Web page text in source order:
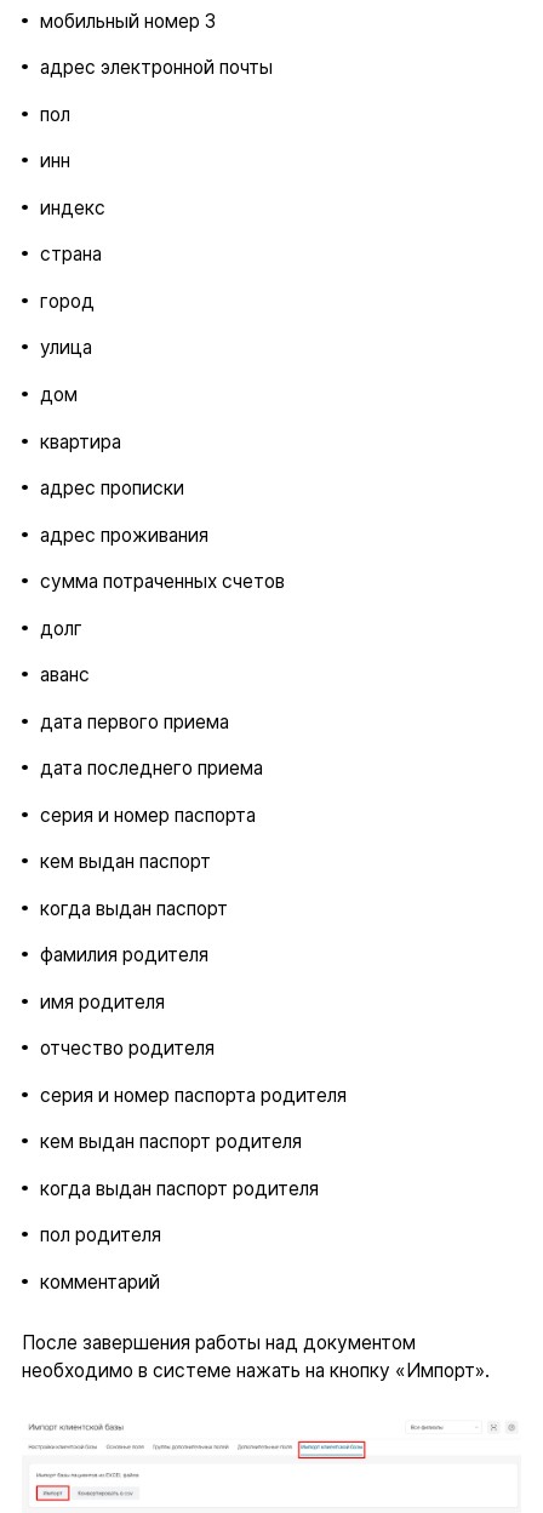
мобильный номер 3
адрес электронной почты
пол
инн
индекс
страна
город
улица
дом
квартира
адрес прописки
адрес проживания
сумма потраченных счетов
долг
аванс
дата первого приема
дата последнего приема
серия и номер паспорта
кем выдан паспорт
когда выдан паспорт
фамилия родителя
имя родителя
отчество родителя
серия и номер паспорта родителя
кем выдан паспорт родителя
когда выдан паспорт родителя
пол родителя
комментарий
После завершения работы над документом
необходимо в системе нажать на кнопку «Импорт».